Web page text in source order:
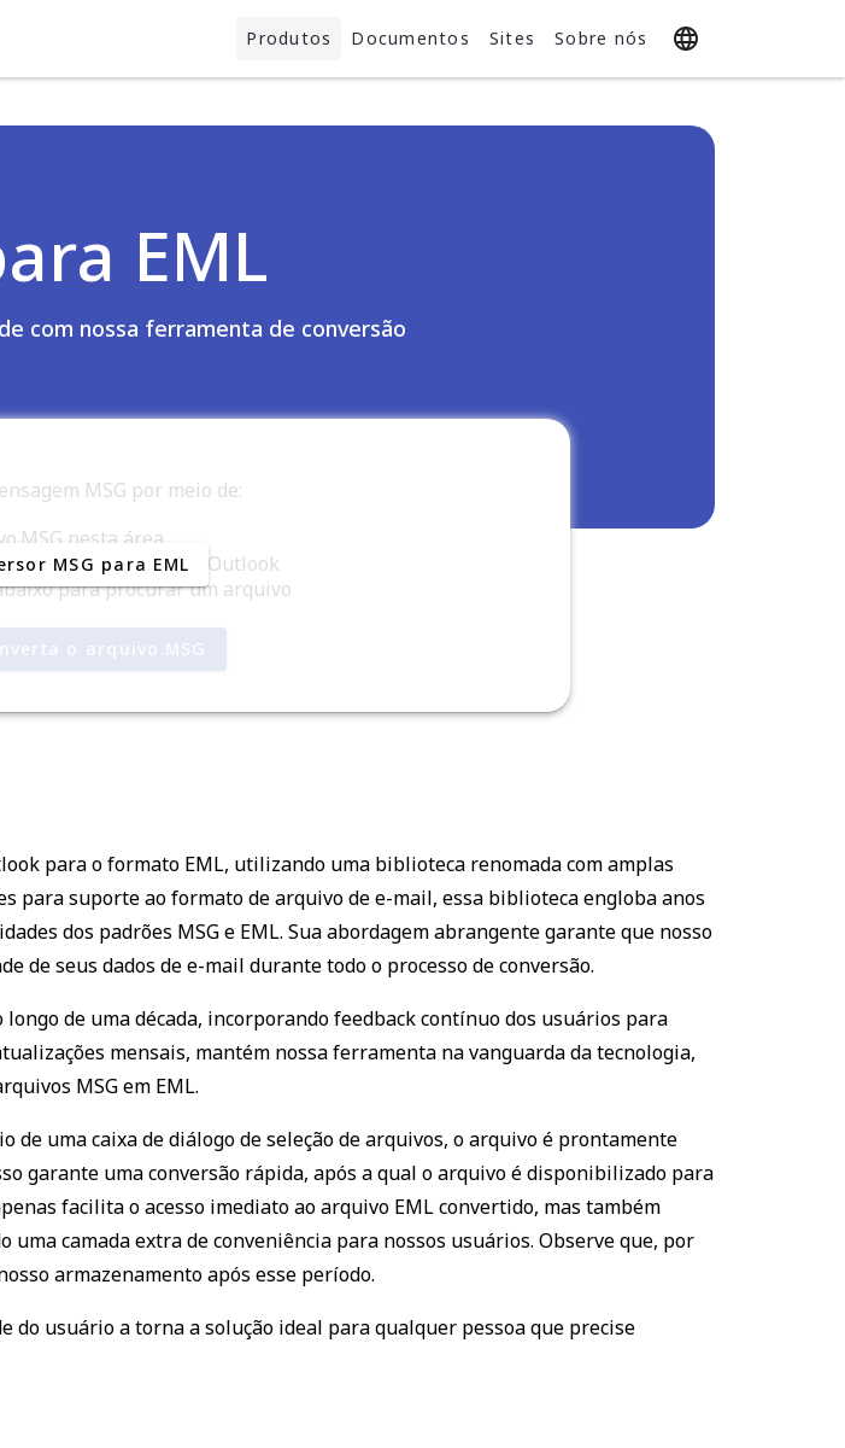
Produtos Documentos Sites Sobre nós
EML
com nossa ferramenta de conversão
MSG por meio de:
nesta área
do seu Microsoft Outlook
para procurar um arquivo
o arquivo.MSG
MSG para EML
para o formato EML, utilizando uma biblioteca renomada com amplas
para suporte ao formato de arquivo de e-mail, essa biblioteca engloba anos
dos padrões MSG e EML. Sua abordagem abrangente garante que nosso
seus dados de e-mail durante todo o processo de conversão.
de uma década, incorporando feedback contínuo dos usuários para
mensais, mantém nossa ferramenta na vanguarda da tecnologia,
MSG em EML.
uma caixa de diálogo de seleção de arquivos, o arquivo é prontamente
garante uma conversão rápida, após a qual o arquivo é disponibilizado para
facilita o acesso imediato ao arquivo EML convertido, mas também
camada extra de conveniência para nossos usuários. Observe que, por
armazenamento após esse período.
do usuário a torna a solução ideal para qualquer pessoa que precise